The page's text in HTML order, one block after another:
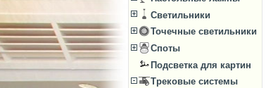
Светильники
Точечные светильники
Споты
Подсветка для картин
Трековые системы